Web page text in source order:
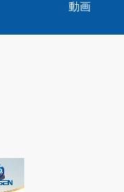
動画